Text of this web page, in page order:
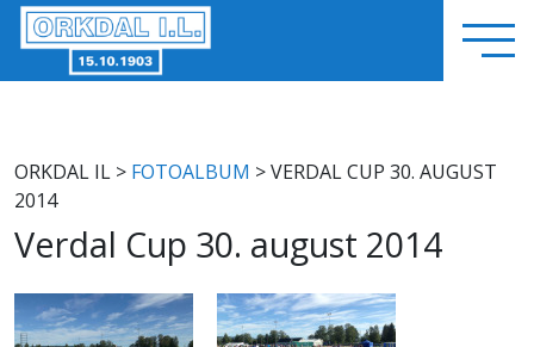
ORKDAL IL > FOTOALBUM > VERDAL CUP 30. AUGUST
2014
Verdal Cup 30. august 2014